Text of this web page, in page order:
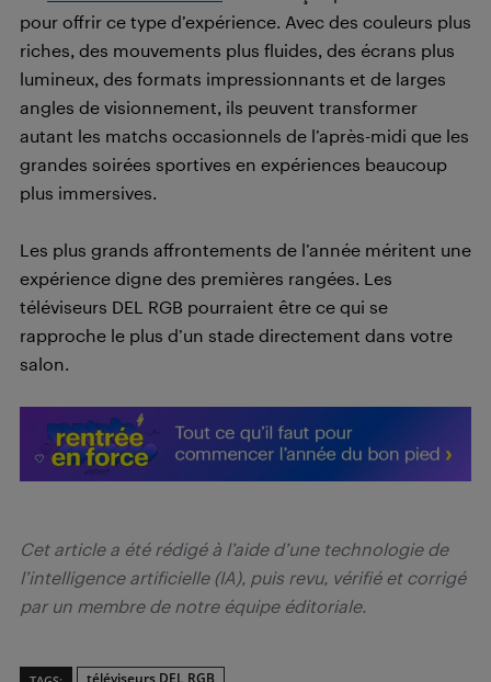
pour offrir ce type d’expérience. Avec des couleurs plus
riches, des mouvements plus fluides, des écrans plus
lumineux, des formats impressionnants et de larges
angles de visionnement, ils peuvent transformer
autant les matchs occasionnels de l’après-midi que les
grandes soirées sportives en expériences beaucoup
plus immersives.
Les plus grands affrontements de l’année méritent une
expérience digne des premières rangées. Les
téléviseurs DEL RGB pourraient être ce qui se
rapproche le plus d’un stade directement dans votre
salon.
Cet article a été rédigé à l’aide d’une technologie de
l’intelligence artificielle (IA), puis revu, vérifié et corrigé
par un membre de notre équipe éditoriale.
téléviseurs DEL RGB